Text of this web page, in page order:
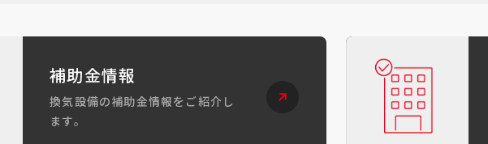
補助金情報
換気設備の補助金情報をご紹介し
ます。